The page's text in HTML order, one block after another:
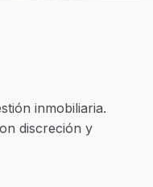
inmobiliaria.
discreción y